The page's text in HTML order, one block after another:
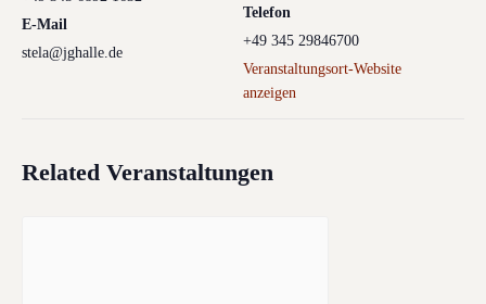
E-Mail
stela@jghalle.de
Telefon
+49 345 29846700
Veranstaltungsort-Website
anzeigen
Related Veranstaltungen